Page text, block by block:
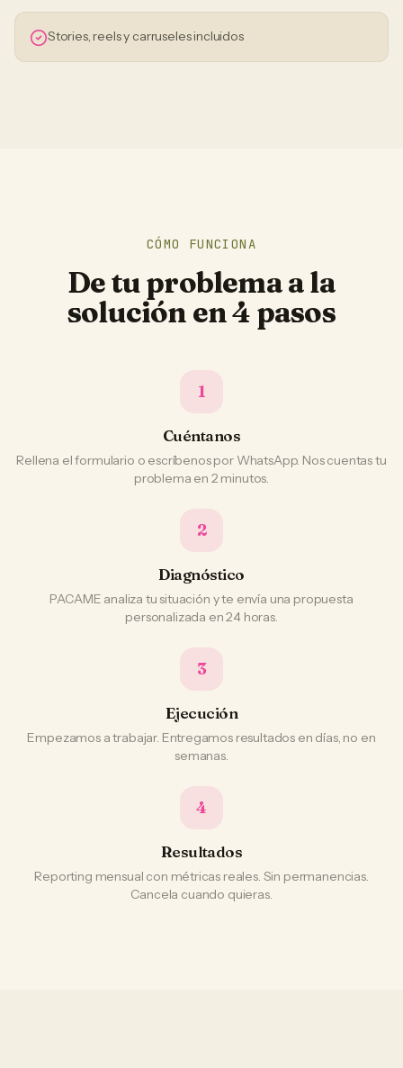
Stories, reels y carruseles incluidos
CÓMO FUNCIONA
De tu problema a la
solución en 4 pasos
1
Cuéntanos
Rellena el formulario o escríbenos por WhatsApp. Nos cuentas tu
problema en 2 minutos.
2
Diagnóstico
PACAME analiza tu situación y te envía una propuesta
personalizada en 24 horas.
3
Ejecución
Empezamos a trabajar. Entregamos resultados en días, no en
semanas.
4
Resultados
Reporting mensual con métricas reales. Sin permanencias.
Cancela cuando quieras.